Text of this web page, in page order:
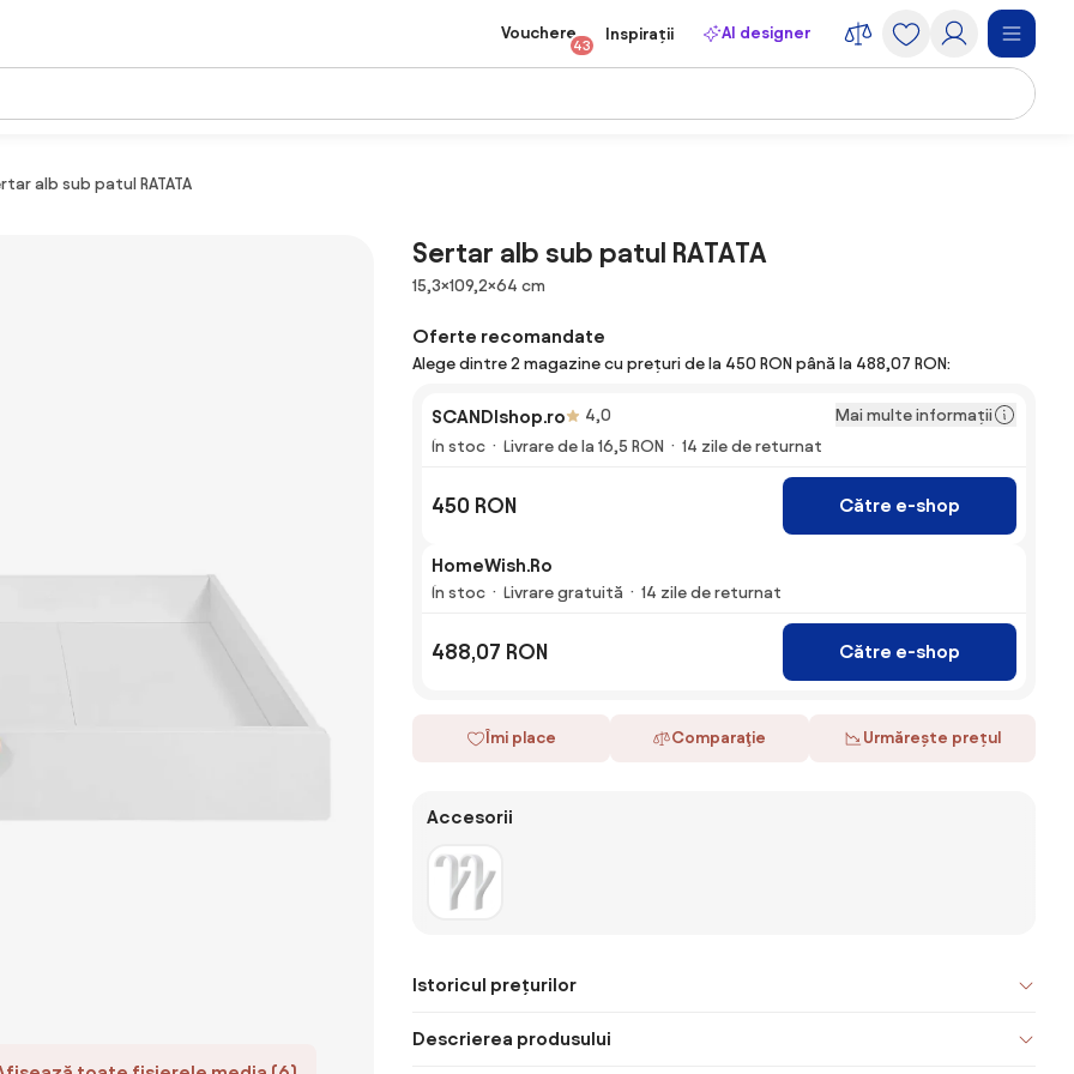
Vouchere
43
Inspirații AI designer
alb sub patul RATATA
Sertar alb sub patul RATATA
Dimensiuni
15,3×109,2×64 cm
Oferte recomandate
Alege dintre 2 magazine cu prețuri de la 450 RON până la 488,07 RON:
SCANDIshop.ro 4,0
Mai multe informații
În stoc
Livrare de la 16,5 RON 14 zile de returnat
450 RON Către e-shop
HomeWish.Ro
În stoc Livrare gratuită 14 zile de returnat
488,07 RON Către e-shop
Îmi place Comparaţie Urmărește prețul
Accesorii
Istoricul prețurilor
Descrierea produsului